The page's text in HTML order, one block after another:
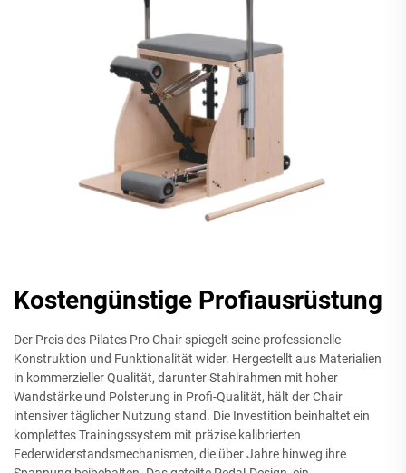
Kostengünstige Profiausrüstung
Der Preis des Pilates Pro Chair spiegelt seine professionelle
Konstruktion und Funktionalität wider. Hergestellt aus Materialien
in kommerzieller Qualität, darunter Stahlrahmen mit hoher
Wandstärke und Polsterung in Profi-Qualität, hält der Chair
intensiver täglicher Nutzung stand. Die Investition beinhaltet ein
komplettes Trainingssystem mit präzise kalibrierten
Federwiderstandsmechanismen, die über Jahre hinweg ihre